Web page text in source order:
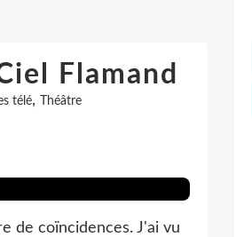
Flamand
télé, Théâtre
de coïncidences. J'ai vu